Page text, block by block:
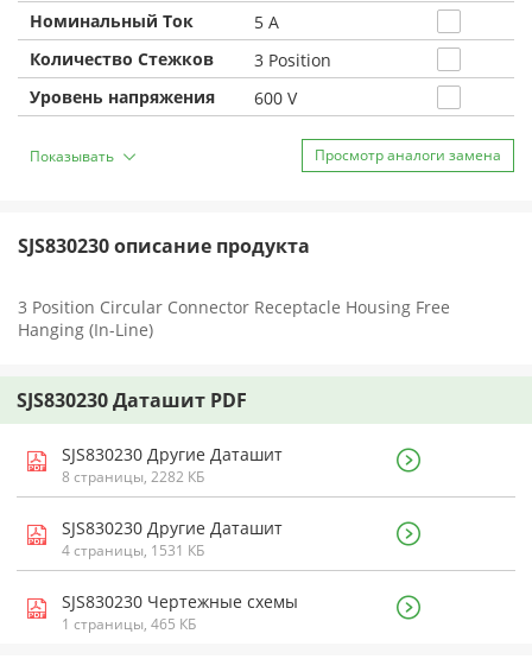
Номинальный Ток
5 A
Количество Стежков
3 Position
Уровень напряжения
600 V
Показывать Просмотр аналоги замена
SJS830230 описание продукта
3 Position Circular Connector Receptacle Housing Free
Hanging (In-Line)
SJS830230 Даташит PDF
SJS830230 Другие Даташит
8 страницы, 2282 КБ
SJS830230 Другие Даташит
4 страницы, 1531 КБ
SJS830230 Чертежные схемы
1 страницы, 465 КБ